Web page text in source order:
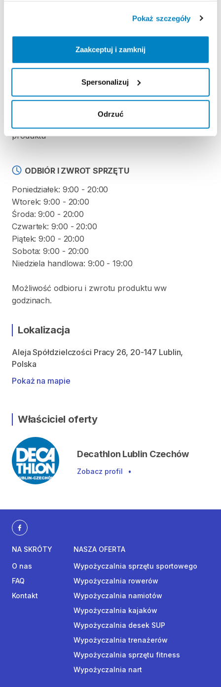
Pokaż szczegóły
Zaakceptuj i zamknij
Spersonalizuj
Odrzuć
Regulamin wypożyczalni
produktu
ODBIÓR I ZWROT SPRZĘTU
Poniedziałek: 9:00 - 20:00
Wtorek: 9:00 - 20:00
Środa: 9:00 - 20:00
Czwartek: 9:00 - 20:00
Piątek: 9:00 - 20:00
Sobota: 9:00 - 20:00
Niedziela handlowa: 9:00 - 19:00
Możliwość odbioru i zwrotu produktu ww
godzinach.
Lokalizacja
Aleja Spółdzielczości Pracy 26, 20-147 Lublin,
Polska
Pokaż na mapie
Właściciel oferty
Decathlon Lublin Czechów
Zobacz profil •
NA SKRÓTY
O nas
FAQ
Kontakt
NASZA OFERTA
Wypożyczalnia sprzętu sportowego
Wypożyczalnia rowerów
Wypożyczalnia namiotów
Wypożyczalnia kajaków
Wypożyczalnia desek SUP
Wypożyczalnia trenażerów
Wypożyczalnia sprzętu fitness
Wypożyczalnia nart